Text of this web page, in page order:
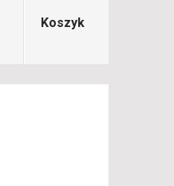
Koszyk